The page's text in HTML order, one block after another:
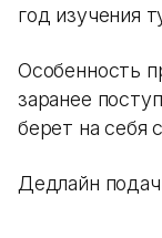
год изучения
Особенность
заранее
берет на себя
Дедлайн